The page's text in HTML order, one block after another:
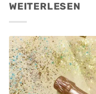
WEITERLESEN